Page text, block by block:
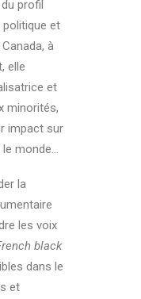
profil
et
à
elle
et
minorités,
impact sur
monde…
la
les voix
black
dans le
et